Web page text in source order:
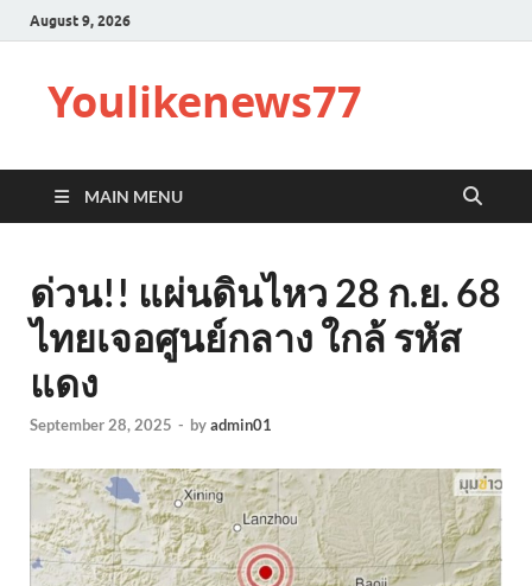
August 9, 2026
Youlikenews77
MAIN MENU
ด่วน!! แผ่นดินไหว 28 ก.ย. 68
ไทยเจอศูนย์กลาง ใกล้ รหัส
แดง
September 28, 2025 - byadmin01